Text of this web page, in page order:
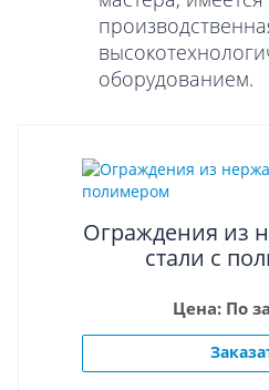
оборудованием.
Ограждения из
стали с
Цена: По